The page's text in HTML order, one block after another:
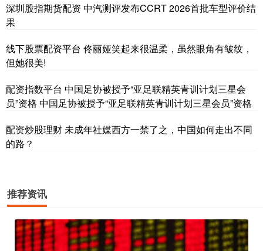
深圳股指期货配资 中汽测评发布CCRT 2026首批车型评价结
果
线下股票配资平台 佟丽娅笑起来很温柔，虽然眼角有皱纹，
但她很美!
配资指数平台 中国足协被授予“亚足联精英青训计划三星会
员”资格 中国足协被授予“亚足联精英青训计划三星会员”资格
配资炒股理财 未成年社媒西方一禁了之，中国如何走出不同
的路？
推荐资讯